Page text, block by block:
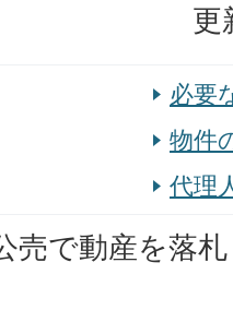
更
必要
物件
代理
売で動産を落